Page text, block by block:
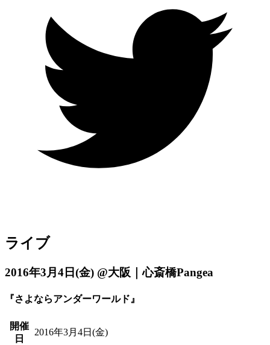
ライブ
2016年3月4日(金) @大阪｜心斎橋Pangea
『さよならアンダーワールド』
開催
日
2016年3月4日 (金)